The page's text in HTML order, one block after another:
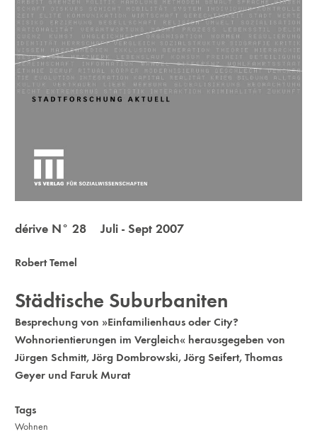
dérive N° 28 Juli - Sept 2007
Robert Temel
Städtische Suburbaniten
Besprechung von »Einfamilienhaus oder City?
Wohnorientierungen im Vergleich« herausgegeben von
Jürgen Schmitt, Jörg Dombrowski, Jörg Seifert, Thomas
Geyer und Faruk Murat
Tags
Wohnen